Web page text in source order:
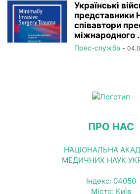
Українські
представники
співавтори
міжнародного
Прес-служба -
ПРО НАС
НАЦІОНАЛЬНА
МЕДИЧНИХ НАУК
Індекс: 04050
Місто: Київ